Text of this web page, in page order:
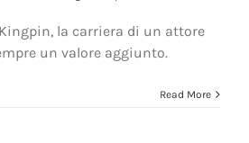
la carriera di un attore
un valore aggiunto.
Read More